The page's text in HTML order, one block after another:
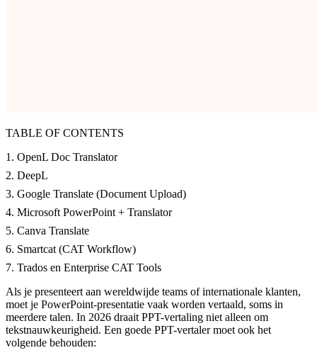
TABLE OF CONTENTS
1. OpenL Doc Translator
2. DeepL
3. Google Translate (Document Upload)
4. Microsoft PowerPoint + Translator
5. Canva Translate
6. Smartcat (CAT Workflow)
7. Trados en Enterprise CAT Tools
Als je presenteert aan wereldwijde teams of internationale klanten,
moet je PowerPoint-presentatie vaak worden vertaald, soms in
meerdere talen. In 2026 draait PPT-vertaling niet alleen om
tekstnauwkeurigheid. Een goede PPT-vertaler moet ook het
volgende behouden: